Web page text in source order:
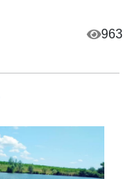
963